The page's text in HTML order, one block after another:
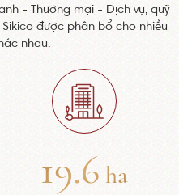
- Thương mại - Dịch vụ, quỹ
được phân bổ cho nhiều
nhau.
19.6 ha